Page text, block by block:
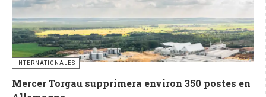
INTERNATIONALES
Mercer Torgau supprimera environ 350 postes en